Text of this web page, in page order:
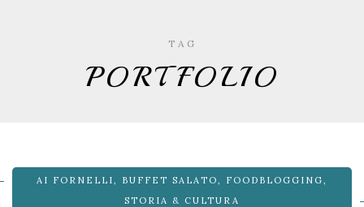
TAG
PORTFOLIO
AI FORNELLI , BUFFET SALATO , FOODBLOGGING ,
STORIA & CULTURA